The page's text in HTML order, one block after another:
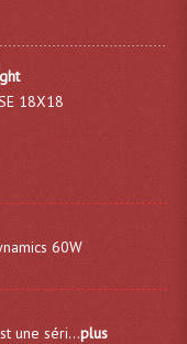
Black Gun
18X18
60W
une séri...plus